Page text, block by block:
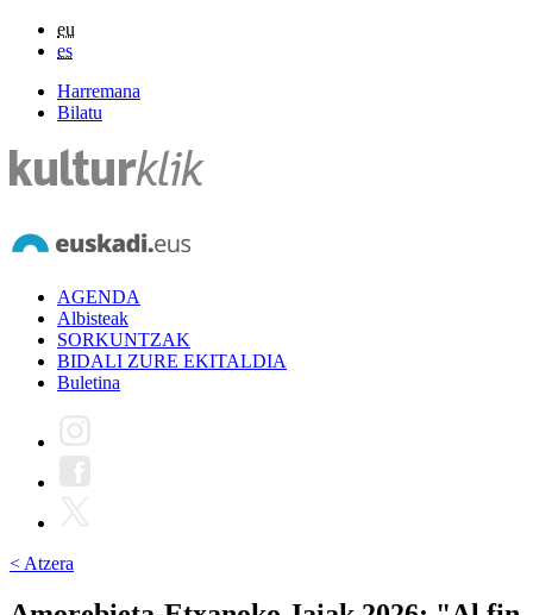
eu
es
Harremana
Bilatu
AGENDA
Albisteak
SORKUNTZAK
BIDALI ZURE EKITALDIA
Buletina
< Atzera